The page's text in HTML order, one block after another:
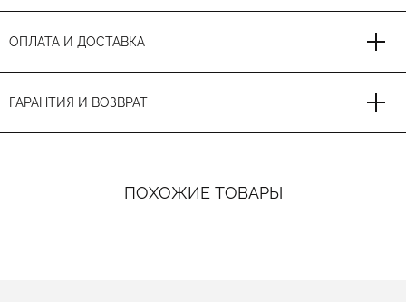
ОПЛАТА И ДОСТАВКА
ГАРАНТИЯ И ВОЗВРАТ
ПОХОЖИЕ ТОВАРЫ